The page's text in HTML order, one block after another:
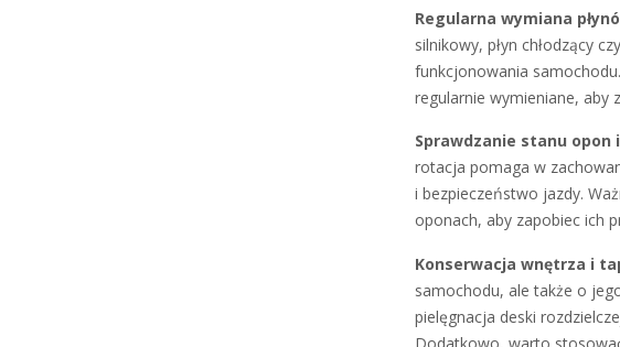
Regularna wymiana
silnikowy, płyn chłodzący
funkcjonowania
regularnie wymieniane, aby
Sprawdzanie stanu opon
rotacja pomaga w
i bezpieczeństwo jazdy.
oponach, aby zapobiec ich
Konserwacja wnętrza i
samochodu, ale także o
pielęgnacja deski